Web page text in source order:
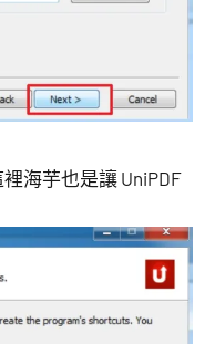
海芋也是讓 UniPDF